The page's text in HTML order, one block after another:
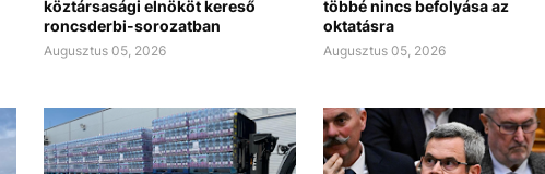
köztársasági elnököt kereső
roncsderbi-sorozatban
Augusztus 05, 2026
többé nincs befolyása az
oktatásra
Augusztus 05, 2026